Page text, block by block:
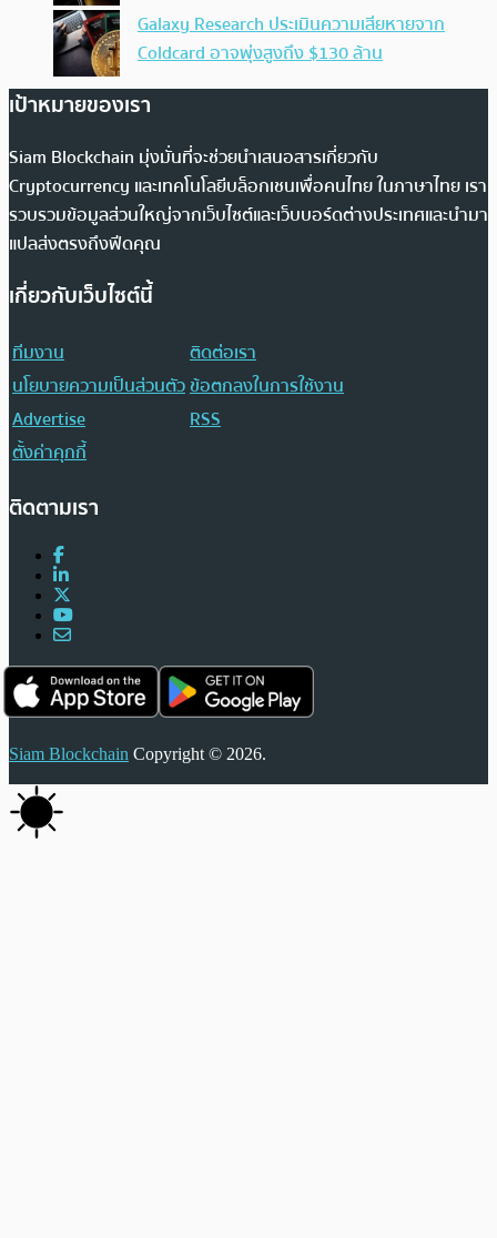
Galaxy Research ประเมินความเสียหายจาก
Coldcard อาจพุ่งสูงถึง $130 ล้าน
เป้าหมายของเรา
Siam Blockchain มุ่งมั่นที่จะช่วยนำเสนอสารเกี่ยวกับ
Cryptocurrency และเทคโนโลยีบล็อกเชนเพื่อคนไทย ในภาษาไทย เรา
รวบรวมข้อมูลส่วนใหญ่จากเว็บไซต์และเว็บบอร์ดต่างประเทศและนำมา
แปลส่งตรงถึงฟีดคุณ
เกี่ยวกับเว็บไซต์นี้
ทีมงาน
ติดต่อเรา
นโยบายความเป็นส่วนตัวข้อตกลงในการใช้งาน
Advertise
RSS
ตั้งค่าคุกกี้
ติดตามเรา
Siam Blockchain Copyright © 2026.